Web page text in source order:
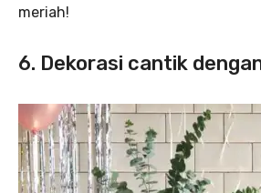
meriah!
6. Dekorasi cantik